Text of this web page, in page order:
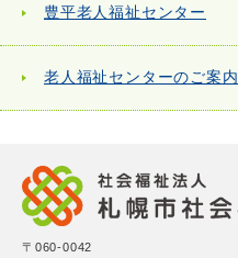
豊平老人福祉センター
老人福祉センターのご案内
〒060-0042